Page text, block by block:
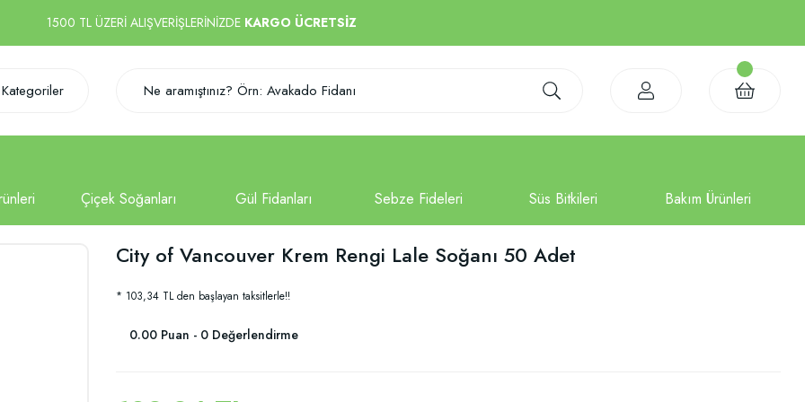
1500 TL ÜZERİ ALIŞVERİŞLERİNİZDE KARGO ÜCRETSİZ
City of Vancouver Krem Rengi Lale Soğanı 50 Adet
* 103,34 TL den başlayan taksitlerle!!
0.00 Puan - 0 Değerlendirme